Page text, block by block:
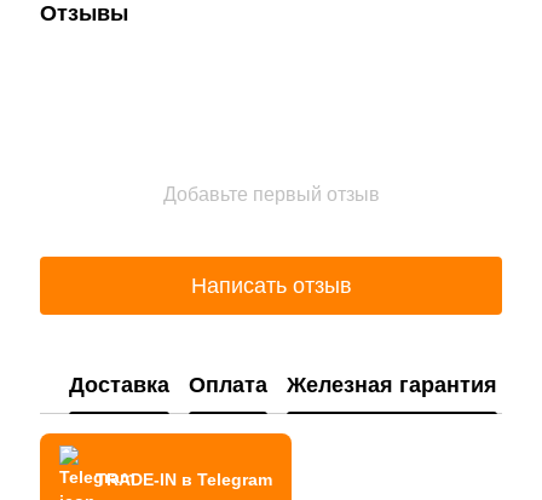
Отзывы
Добавьте первый отзыв
Написать отзыв
Доставка Оплата Железная гарантия
TRADE-IN в Telegram